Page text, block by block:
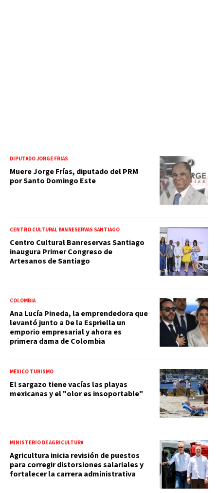
DIPUTADO JORGE FRÍAS
Muere Jorge Frías, diputado del PRM
por Santo Domingo Este
CENTRO CULTURAL BANRESERVAS SANTIAGO
Centro Cultural Banreservas Santiago
inaugura Primer Congreso de
Artesanos de Santiago
COLOMBIA
Ana Lucía Pineda, la emprendedora que
levantó junto a De la Espriella un
emporio empresarial y ahora es
primera dama de Colombia
MÉXICO TURISMO
El sargazo tiene vacías las playas
mexicanas y el "olor es insoportable"
MINISTERIO DE AGRICULTURA
Agricultura inicia revisión de puestos
para corregir distorsiones salariales y
fortalecer la carrera administrativa